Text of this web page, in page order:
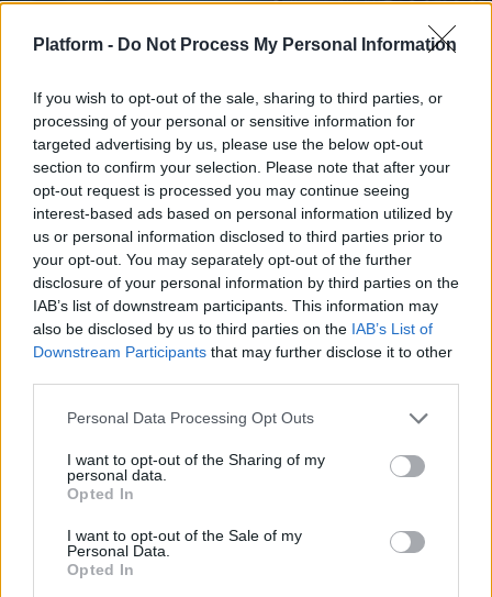
Platform - Do Not Process My Personal Information
If you wish to opt-out of the sale, sharing to third parties, or
processing of your personal or sensitive information for
targeted advertising by us, please use the below opt-out
section to confirm your selection. Please note that after your
opt-out request is processed you may continue seeing
interest-based ads based on personal information utilized by
us or personal information disclosed to third parties prior to
your opt-out. You may separately opt-out of the further
disclosure of your personal information by third parties on the
IAB’s list of downstream participants. This information may
also be disclosed by us to third parties on the IAB’s List of
Downstream Participants that may further disclose it to other
Personal Data Processing Opt Outs
I want to opt-out of the Sharing of my
personal data.
Opted In
I want to opt-out of the Sale of my
Personal Data.
Opted In
Τι να προσέχεις όταν κάνεις ποδήλατο
στην πόλη
Tips για κάνεις βόλτες με ασφάλεια!
Κέλλυ Νόβακ